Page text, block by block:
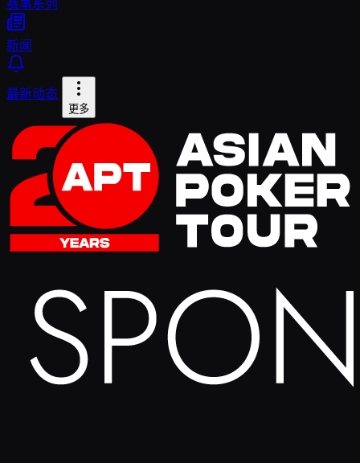
赛事系列
新闻
最新动态
更多